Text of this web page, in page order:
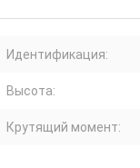
Идентификация:
Высота:
Крутящий момент: